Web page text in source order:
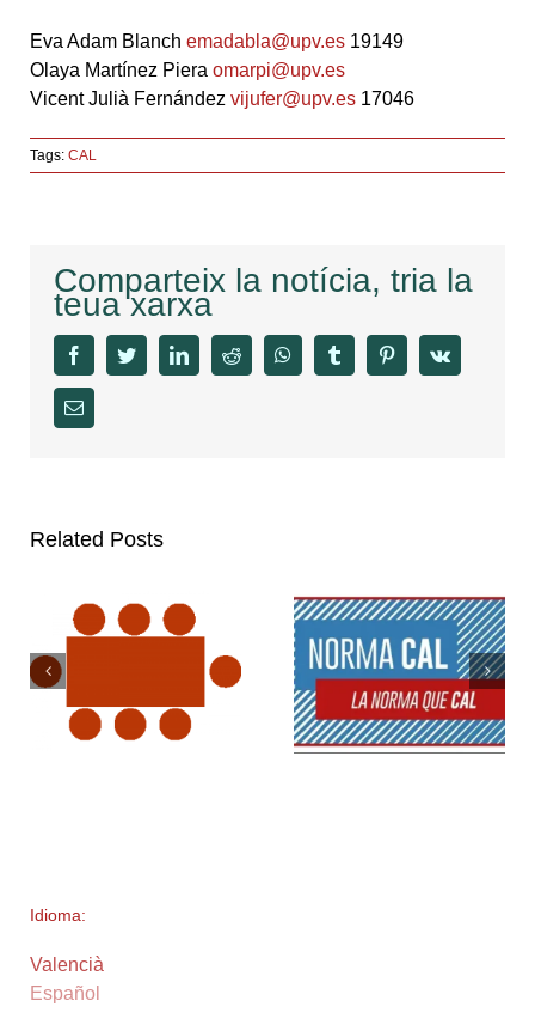
Eva Adam Blanch emadabla@upv.es 19149
Olaya Martínez Piera omarpi@upv.es
Vicent Julià Fernández vijufer@upv.es 17046
Tags: CAL
Comparteix la notícia, tria la
teua xarxa
facebooktwitter linkedinreddit whatsapptumblr pinterestvk
Email
Related Posts
Idioma:
Valencià
Español